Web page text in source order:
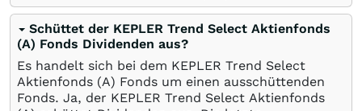
Schüttet der KEPLER Trend Select Aktienfonds
(A) Fonds Dividenden aus?
Es handelt sich bei dem KEPLER Trend Select
Aktienfonds (A) Fonds um einen ausschüttenden
Fonds. Ja, der KEPLER Trend Select Aktienfonds